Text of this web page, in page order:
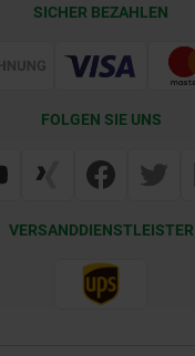
SICHER BEZAHLEN
FOLGEN SIE UNS
VERSANDDIENSTLEISTER